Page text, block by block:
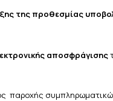
της προθεσμίας
αποσφράγισης
παροχής